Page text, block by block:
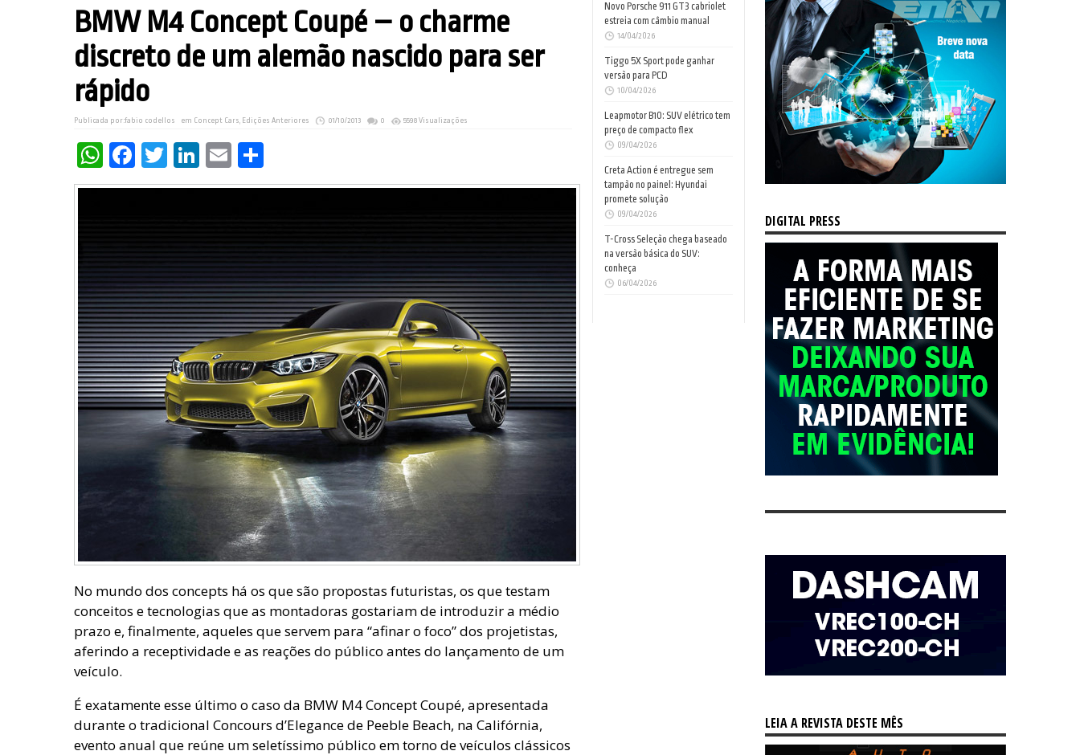
BMW M4 Concept Coupé – o charme
discreto de um alemão nascido para ser
rápido
Publicada por:fabio codellos em Concept Cars, Edições Anteriores 01/10/2013 0 5598 Visualizações
WhatsApp
Facebook
Twitter
LinkedIn
Email
No mundo dos concepts há os que são propostas futuristas, os que testam
conceitos e tecnologias que as montadoras gostariam de introduzir a médio
prazo e, finalmente, aqueles que servem para “afinar o foco” dos projetistas,
aferindo a receptividade e as reações do público antes do lançamento de um
veículo.
É exatamente esse último o caso da BMW M4 Concept Coupé, apresentada
durante o tradicional Concours d’Elegance de Peeble Beach, na Califórnia,
evento anual que reúne um seletíssimo público em torno de veículos clássicos
Novo Porsche 911 GT3 cabriolet
estreia com câmbio manual
14/04/2026
Tiggo 5X Sport pode ganhar
versão para PCD
10/04/2026
Leapmotor B10: SUV elétrico tem
preço de compacto flex
09/04/2026
Creta Action é entregue sem
tampão no painel: Hyundai
promete solução
09/04/2026
T-Cross Seleção chega baseado
na versão básica do SUV:
conheça
06/04/2026
DIGITAL PRESS
LEIA A REVISTA DESTE MÊS